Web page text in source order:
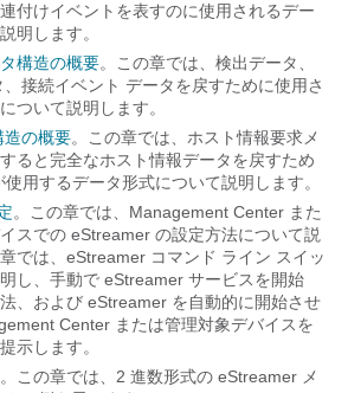
付けイベントを表すのに使用されるデー
明します。
構造の概要。この章では、検出データ、
接続イベント データを戻すために使用さ
ついて説明します。
造の概要。この章では、ホスト情報要求メ
ると完全なホスト情報データを戻すため
用するデータ形式について説明します。
。この章では、Management Center また
スでの eStreamer の設定方法について説
では、eStreamer コマンド ライン スイッ
し、手動で eStreamer サービスを開始
、および eStreamer を自動的に開始させ
Center または管理対象デバイスを
示します。
。この章では、2 進数形式の eStreamer メ